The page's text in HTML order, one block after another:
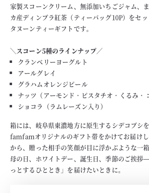
家製スコーンクリーム、無添加いちごジャム、
カ産ディンブラ紅茶（ティーバッグ10P）をセ
タヌーンティーギフトです。
＼スコーン5種のラインナップ／
クランベリーヨーグルト
アールグレイ
グラハムオレンジピール
ナッツ（アーモンド・ピスタチオ・くるみ・
ショコラ（ラムレーズン入り）
箱には、岐阜県東濃地方に原生するシデコブシ
famfamオリジナルのギフト帯をかけてお届け
から、贈った相手の笑顔が目に浮かぶような一箱
母の日、ホワイトデー、誕生日、季節のご挨
っとするひととき」を届けたいときに。